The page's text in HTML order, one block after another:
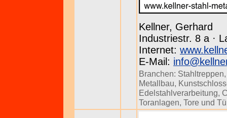
Kellner, Gerhard
Industriestr. 8 a ·
Internet:
E-Mail:
Branchen: Stahltreppen
Metallbau,
Edelstahlverarbeitung,
Toranlagen, Tore und